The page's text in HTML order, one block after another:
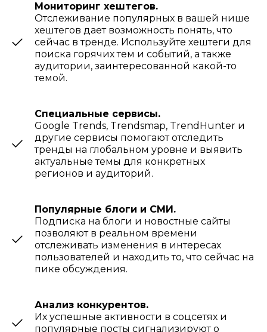
Мониторинг хештегов.
Отслеживание популярных в вашей нише
хештегов дает возможность понять, что
сейчас в тренде. Используйте хештеги для
поиска горячих тем и событий, а также
аудитории, заинтересованной какой-то
темой.
Специальные сервисы.
Google Trends, Trendsmap, TrendHunter и
другие сервисы помогают отследить
тренды на глобальном уровне и выявить
актуальные темы для конкретных
регионов и аудиторий.
Популярные блоги и СМИ.
Подписка на блоги и новостные сайты
позволяют в реальном времени
отслеживать изменения в интересах
пользователей и находить то, что сейчас на
пике обсуждения.
Анализ конкурентов.
Их успешные активности в соцсетях и
популярные посты сигнализируют о